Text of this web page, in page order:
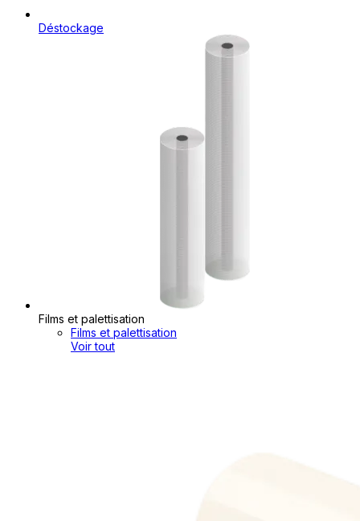
Déstockage
Films et palettisation
Films et palettisation
Voir tout